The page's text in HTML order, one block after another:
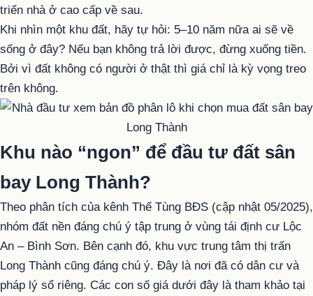
triển nhà ở cao cấp về sau.
Khi nhìn một khu đất, hãy tự hỏi: 5–10 năm nữa ai sẽ về
sống ở đây? Nếu bạn không trả lời được, đừng xuống tiền.
Bởi vì đất không có người ở thật thì giá chỉ là kỳ vọng treo
trên không.
Khu nào “ngon” để đầu tư đất sân
bay Long Thành?
Theo phân tích của kênh Thế Tùng BĐS (cập nhật 05/2025),
nhóm đất nền đáng chú ý tập trung ở vùng tái định cư Lộc
An – Bình Sơn. Bên cạnh đó, khu vực trung tâm thị trấn
Long Thành cũng đáng chú ý. Đây là nơi đã có dân cư và
pháp lý sổ riêng. Các con số giá dưới đây là tham khảo tại